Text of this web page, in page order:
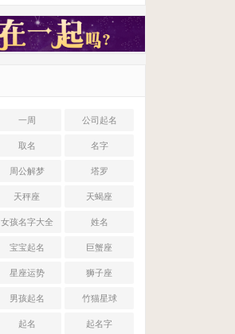
一周 公司起名
取名 名字
周公解梦 塔罗
天秤座 天蝎座
女孩名字大全 姓名
宝宝起名 巨蟹座
星座运势 狮子座
男孩起名 竹猫星球
起名 起名字